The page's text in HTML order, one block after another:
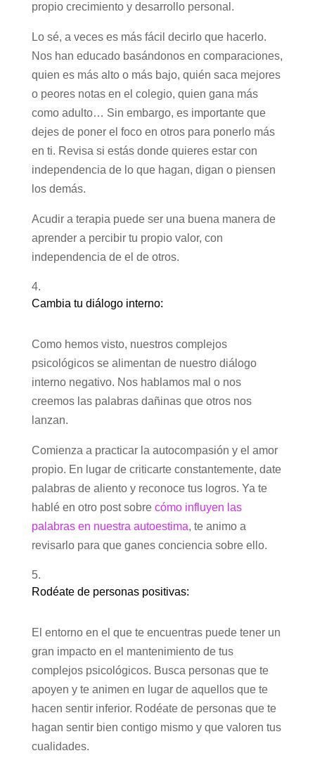
propio crecimiento y desarrollo personal.
Lo sé, a veces es más fácil decirlo que hacerlo.
Nos han educado basándonos en comparaciones,
quien es más alto o más bajo, quién saca mejores
o peores notas en el colegio, quien gana más
como adulto… Sin embargo, es importante que
dejes de poner el foco en otros para ponerlo más
en ti. Revisa si estás donde quieres estar con
independencia de lo que hagan, digan o piensen
los demás.
Acudir a terapia puede ser una buena manera de
aprender a percibir tu propio valor, con
independencia de el de otros.
Cambia tu diálogo interno:
Como hemos visto, nuestros complejos
psicológicos se alimentan de nuestro diálogo
interno negativo. Nos hablamos mal o nos
creemos las palabras dañinas que otros nos
lanzan.
Comienza a practicar la autocompasión y el amor
propio. En lugar de criticarte constantemente, date
palabras de aliento y reconoce tus logros. Ya te
hablé en otro post sobre cómo influyen las
palabras en nuestra autoestima, te animo a
revisarlo para que ganes conciencia sobre ello.
Rodéate de personas positivas:
El entorno en el que te encuentras puede tener un
gran impacto en el mantenimiento de tus
complejos psicológicos. Busca personas que te
apoyen y te animen en lugar de aquellos que te
hacen sentir inferior. Rodéate de personas que te
hagan sentir bien contigo mismo y que valoren tus
cualidades.